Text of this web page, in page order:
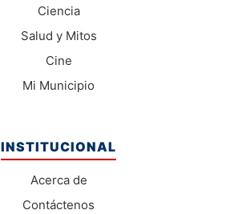
Ciencia
Salud y Mitos
Cine
Mi Municipio
INSTITUCIONAL
Acerca de
Contáctenos